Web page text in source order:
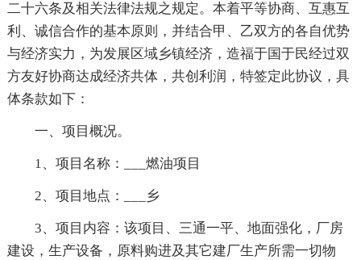
二十六条及相关法律法规之规定。本着平等协商、互惠互
利、诚信合作的基本原则，并结合甲、乙双方的各自优势
与经济实力，为发展区域乡镇经济，造福于国于民经过双
方友好协商达成经济共体，共创利润，特签定此协议，具
体条款如下：
一、项目概况。
1、项目名称：___燃油项目
2、项目地点：___乡
3、项目内容：该项目、三通一平、地面强化，厂房
建设，生产设备，原料购进及其它建厂生产所需一切物